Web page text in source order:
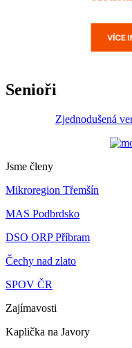
Senioři
Zjednodušená
Jsme členy
Mikroregion Třemšín
MAS Podbrdsko
DSO ORP Příbram
Čechy nad zlato
SPOV ČR
Zajímavosti
Kaplička na Javory